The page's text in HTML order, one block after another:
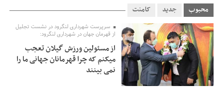
فریدون جیرانی: اکبر عبدی حیف شد
0:58
تسهیلات اشتغالزایی در اختیار نهادهای حمایتی باید براساس
اولویت‌های گیلان پرداخت شود
2:53
زمان جلسه سرنوشت‌ساز هیات رئیسه فدراسیون فوتبال با حضور
قلعه‌نویی مشخص شد
2:50
دفتر رهبر انقلاب: مطالب خارج از مراجع رسمی فاقد سندیت
محبوب جدید کامنت
سرپرست شهرداری لنگرود در نشست تجلیل
از قهرمان جهان در شهرداری لنگرود:
از مسئولین ورزش گیلان تعجب
میکنم که چرا قهرمانان جهانی ما را
نمی بینند